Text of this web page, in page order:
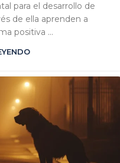
para el desarrollo de
de ella aprenden a
positiva ...